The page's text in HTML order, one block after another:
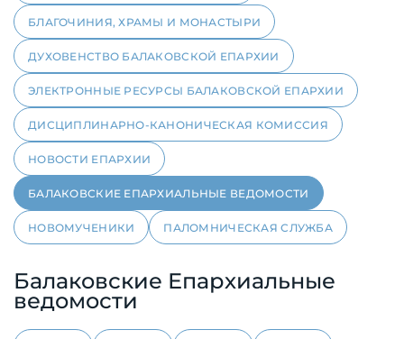
БЛАГОЧИНИЯ, ХРАМЫ И МОНАСТЫРИ
ДУХОВЕНСТВО БАЛАКОВСКОЙ ЕПАРХИИ
ЭЛЕКТРОННЫЕ РЕСУРСЫ БАЛАКОВСКОЙ ЕПАРХИИ
ДИСЦИПЛИНАРНО-КАНОНИЧЕСКАЯ КОМИССИЯ
НОВОСТИ ЕПАРХИИ
БАЛАКОВСКИЕ ЕПАРХИАЛЬНЫЕ ВЕДОМОСТИ
НОВОМУЧЕНИКИ ПАЛОМНИЧЕСКАЯ СЛУЖБА
Балаковские Епархиальные
ведомости